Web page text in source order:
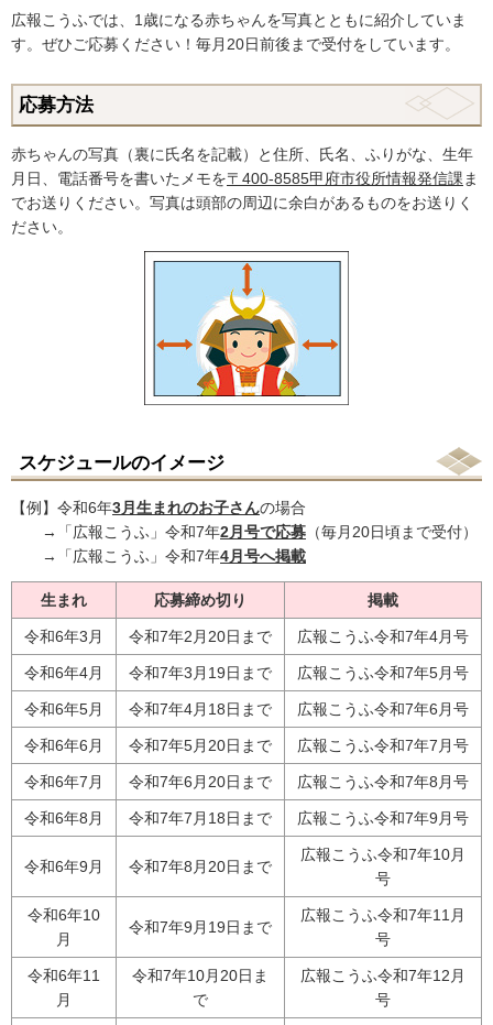
広報こうふでは、1歳になる赤ちゃんを写真とともに紹介していま
す。ぜひご応募ください！毎月20日前後まで受付をしています。
応募方法
赤ちゃんの写真（裏に氏名を記載）と住所、氏名、ふりがな、生年
月日、電話番号を書いたメモを〒400-8585甲府市役所情報発信課 ま
でお送りください。写真は頭部の周辺に余白があるものをお送りく
ださい。
スケジュールのイメージ
【例】令和6年3月生まれのお子さんの場合
→「広報こうふ」令和7年2月号で応募 （毎月20日頃まで受付）
→「広報こうふ」令和7年4月号へ掲載
生まれ 応募締め切り 掲載
令和6年3月 令和7年2月20日まで 広報こうふ令和7年4月号
令和6年4月 令和7年3月19日まで 広報こうふ令和7年5月号
令和6年5月 令和7年4月18日まで 広報こうふ令和7年6月号
令和6年6月 令和7年5月20日まで 広報こうふ令和7年7月号
令和6年7月 令和7年6月20日まで 広報こうふ令和7年8月号
令和6年8月 令和7年7月18日まで 広報こうふ令和7年9月号
令和6年9月 令和7年8月20日まで
広報こうふ令和7年10月
号
令和6年10
月
令和7年9月19日まで
広報こうふ令和7年11月
号
令和6年11
月
令和7年10月20日ま
で
広報こうふ令和7年12月
号